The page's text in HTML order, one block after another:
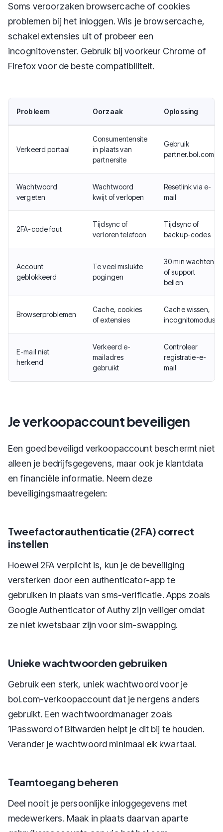
Soms veroorzaken browsercache of cookies
problemen bij het inloggen. Wis je browsercache,
schakel extensies uit of probeer een
incognitovenster. Gebruik bij voorkeur Chrome of
Firefox voor de beste compatibiliteit.
Probleem Oorzaak Oplossing
Verkeerd portaal
Consumentensite
in plaats van
partnersite
Gebruik
partner.bol.com
Wachtwoord
vergeten
Wachtwoord
kwijt of verlopen
Resetlink via e-
mail
2FA-code fout
Tijdsync of
verloren telefoon
Tijdsync of
backup-codes
Account
geblokkeerd
Te veel mislukte
pogingen
30 min wachten
of support
bellen
Browserproblemen
Cache, cookies
of extensies
Cache wissen,
incognitomodus
E-mail niet
herkend
Verkeerd e-
mailadres
gebruikt
Controleer
registratie-e-
mail
Je verkoopaccount beveiligen
Een goed beveiligd verkoopaccount beschermt niet
alleen je bedrijfsgegevens, maar ook je klantdata
en financiële informatie. Neem deze
beveiligingsmaatregelen:
Tweefactorauthenticatie (2FA) correct
instellen
Hoewel 2FA verplicht is, kun je de beveiliging
versterken door een authenticator-app te
gebruiken in plaats van sms-verificatie. Apps zoals
Google Authenticator of Authy zijn veiliger omdat
ze niet kwetsbaar zijn voor sim-swapping.
Unieke wachtwoorden gebruiken
Gebruik een sterk, uniek wachtwoord voor je
bol.com-verkoopaccount dat je nergens anders
gebruikt. Een wachtwoordmanager zoals
1Password of Bitwarden helpt je dit bij te houden.
Verander je wachtwoord minimaal elk kwartaal.
Teamtoegang beheren
Deel nooit je persoonlijke inloggegevens met
medewerkers. Maak in plaats daarvan aparte